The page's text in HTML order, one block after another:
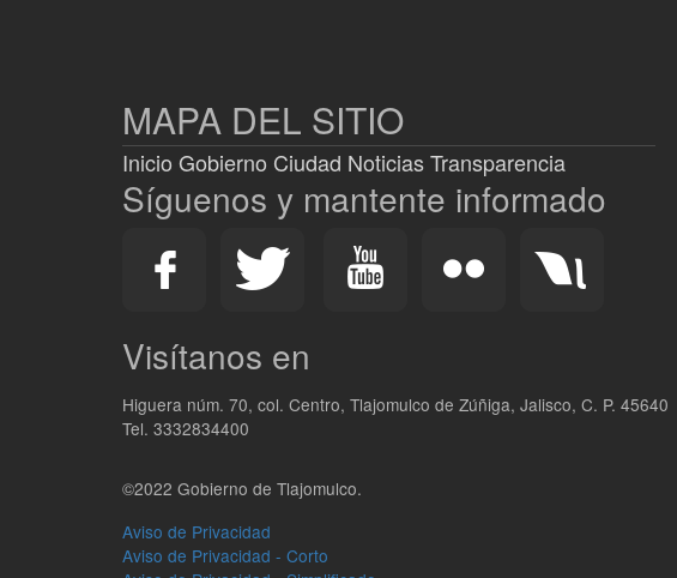
MAPA DEL SITIO
Inicio Gobierno Ciudad NoticiasTransparencia
Síguenos y mantente informado
Visítanos en
Higuera núm. 70, col. Centro, Tlajomulco de Zúñiga, Jalisco, C. P. 45640
Tel. 3332834400
©2022 Gobierno de Tlajomulco.
Aviso de Privacidad
Aviso de Privacidad - Corto